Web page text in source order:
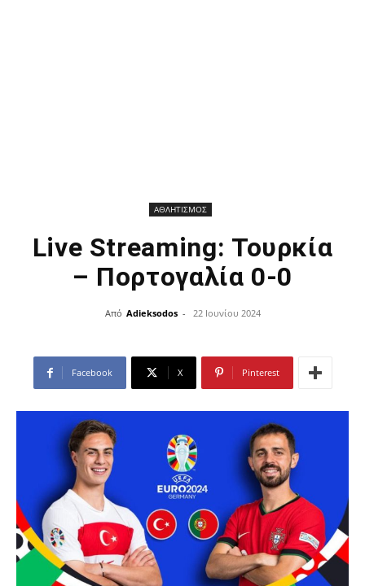
ΑΘΛΗΤΙΣΜΟΣ
Live Streaming: Τουρκία
– Πορτογαλία 0-0
Από Adieksodos - 22 Ιουνίου 2024
Facebook X Pinterest